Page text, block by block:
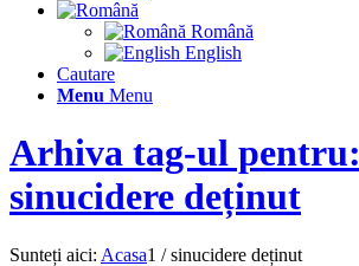
Română
English
Cautare
Menu Menu
Arhiva tag-ul pentru:
sinucidere deținut
Sunteți aici: Acasa1 / sinucidere deținut